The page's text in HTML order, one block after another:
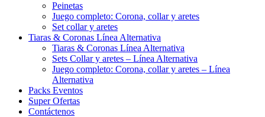
Peinetas
Juego completo: Corona, collar y aretes
Set collar y aretes
Tiaras & Coronas Línea Alternativa
Tiaras & Coronas Línea Alternativa
Sets Collar y aretes – Línea Alternativa
Juego completo: Corona, collar y aretes – Línea
Alternativa
Packs Eventos
Super Ofertas
Contáctenos